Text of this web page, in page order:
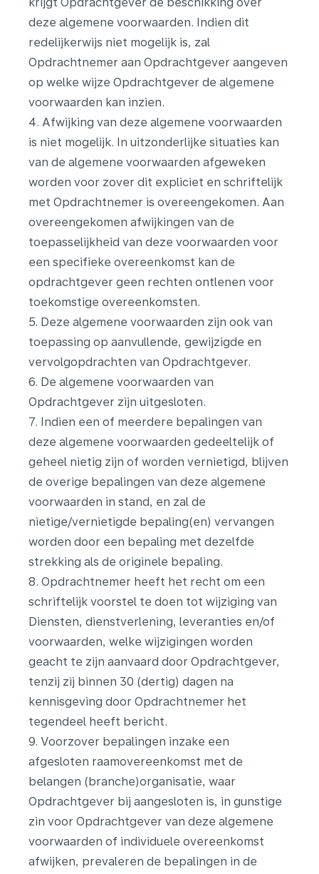
deze algemene voorwaarden. Indien dit
redelijkerwijs niet mogelijk is, zal
Opdrachtnemer aan Opdrachtgever aangeven
op welke wijze Opdrachtgever de algemene
voorwaarden kan inzien.
4. Afwijking van deze algemene voorwaarden
is niet mogelijk. In uitzonderlijke situaties kan
van de algemene voorwaarden afgeweken
worden voor zover dit expliciet en schriftelijk
met Opdrachtnemer is overeengekomen. Aan
overeengekomen afwijkingen van de
toepasselijkheid van deze voorwaarden voor
een specifieke overeenkomst kan de
opdrachtgever geen rechten ontlenen voor
toekomstige overeenkomsten.
5. Deze algemene voorwaarden zijn ook van
toepassing op aanvullende, gewijzigde en
vervolgopdrachten van Opdrachtgever.
6. De algemene voorwaarden van
Opdrachtgever zijn uitgesloten.
7. Indien een of meerdere bepalingen van
deze algemene voorwaarden gedeeltelijk of
geheel nietig zijn of worden vernietigd, blijven
de overige bepalingen van deze algemene
voorwaarden in stand, en zal de
nietige/vernietigde bepaling(en) vervangen
worden door een bepaling met dezelfde
strekking als de originele bepaling.
8. Opdrachtnemer heeft het recht om een
schriftelijk voorstel te doen tot wijziging van
Diensten, dienstverlening, leveranties en/of
voorwaarden, welke wijzigingen worden
geacht te zijn aanvaard door Opdrachtgever,
tenzij zij binnen 30 (dertig) dagen na
kennisgeving door Opdrachtnemer het
tegendeel heeft bericht.
9. Voorzover bepalingen inzake een
afgesloten raamovereenkomst met de
belangen (branche)organisatie, waar
Opdrachtgever bij aangesloten is, in gunstige
zin voor Opdrachtgever van deze algemene
voorwaarden of individuele overeenkomst
afwijken, prevaleren de bepalingen in de